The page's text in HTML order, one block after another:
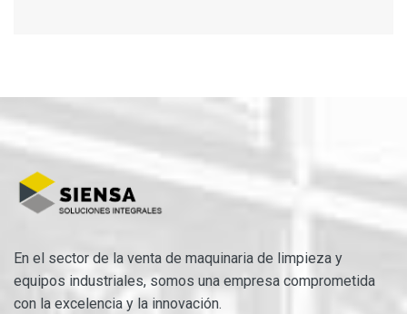
En el sector de la venta de maquinaria de limpieza y
equipos industriales, somos una empresa comprometida
con la excelencia y la innovación.